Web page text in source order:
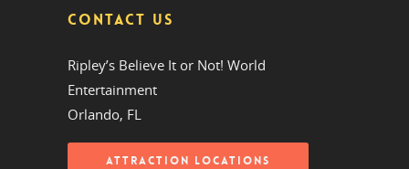
CONTACT US
Ripley’s Believe It or Not! World
Entertainment
Orlando, FL
ATTRACTION LOCATIONS